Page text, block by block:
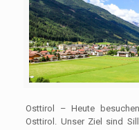
Osttirol – Heute
Osttirol. Unser Ziel sind